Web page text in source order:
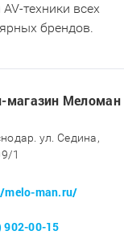
техники всех
брендов.
магазин Меломан
ул. Седина,
1
man.ru/
902-00-15